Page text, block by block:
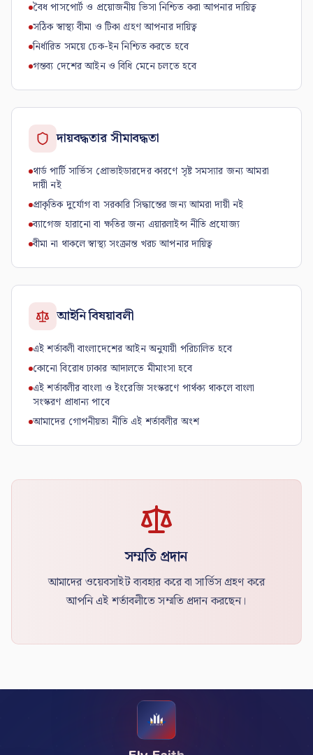
বৈধ পাসপোর্ট ও প্রয়োজনীয় ভিসা নিশ্চিত করা আপনার দায়িত্ব
সঠিক স্বাস্থ্য বীমা ও টিকা গ্রহণ আপনার দায়িত্ব
নির্ধারিত সময়ে চেক-ইন নিশ্চিত করতে হবে
গন্তব্য দেশের আইন ও বিধি মেনে চলতে হবে
দায়বদ্ধতার সীমাবদ্ধতা
থার্ড পার্টি সার্ভিস প্রোভাইডারদের কারণে সৃষ্ট সমস্যার জন্য আমরা
দায়ী নই
প্রাকৃতিক দুর্যোগ বা সরকারি সিদ্ধান্তের জন্য আমরা দায়ী নই
ব্যাগেজ হারানো বা ক্ষতির জন্য এয়ারলাইন্স নীতি প্রযোজ্য
বীমা না থাকলে স্বাস্থ্য সংক্রান্ত খরচ আপনার দায়িত্ব
আইনি বিষয়াবলী
এই শর্তাবলী বাংলাদেশের আইন অনুযায়ী পরিচালিত হবে
কোনো বিরোধ ঢাকার আদালতে মীমাংসা হবে
এই শর্তাবলীর বাংলা ও ইংরেজি সংস্করণে পার্থক্য থাকলে বাংলা
সংস্করণ প্রাধান্য পাবে
আমাদের গোপনীয়তা নীতি এই শর্তাবলীর অংশ
সম্মতি প্রদান
আমাদের ওয়েবসাইট ব্যবহার করে বা সার্ভিস গ্রহণ করে
আপনি এই শর্তাবলীতে সম্মতি প্রদান করছেন।